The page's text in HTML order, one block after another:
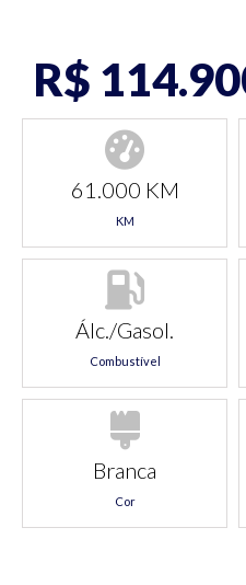
R$
61.000 KM
KM
Álc./Gasol.
Combustível
Branca
Cor